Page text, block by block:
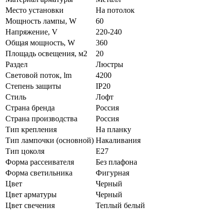
Место установки
На потолок
Мощность лампы, W
60
Напряжение, V
220-240
Общая мощность, W
360
Площадь освещения, м2
20
Раздел
Люстры
Световой поток, lm
4200
Степень защиты
IP20
Стиль
Лофт
Страна бренда
Россия
Страна производства
Россия
Тип крепления
На планку
Тип лампочки (основной) Накаливания
Тип цоколя
E27
Форма рассеивателя
Без плафона
Форма светильника
Фигурная
Цвет
Черный
Цвет арматуры
Черный
Цвет свечения
Теплый белый